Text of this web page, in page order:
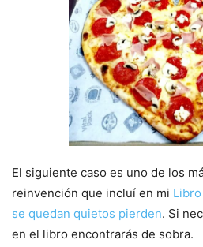
El siguiente caso es uno de los
reinvención que incluí en mi
se quedan quietos pierden. Si
en el libro encontrarás de sobra.